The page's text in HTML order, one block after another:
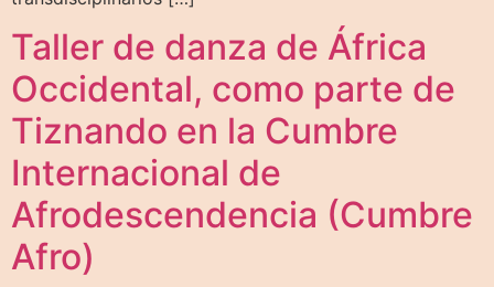
Taller de danza de África
Occidental, como parte de
Tiznando en la Cumbre
Internacional de
Afrodescendencia (Cumbre
Afro)